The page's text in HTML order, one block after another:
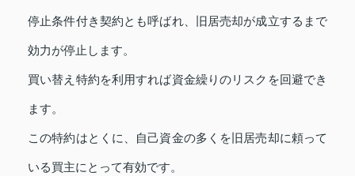
停止条件付き契約とも呼ばれ、旧居売却が成立するまで
効力が停止します。
買い替え特約を利用すれば資金繰りのリスクを回避でき
ます。
この特約はとくに、自己資金の多くを旧居売却に頼って
いる買主にとって有効です。